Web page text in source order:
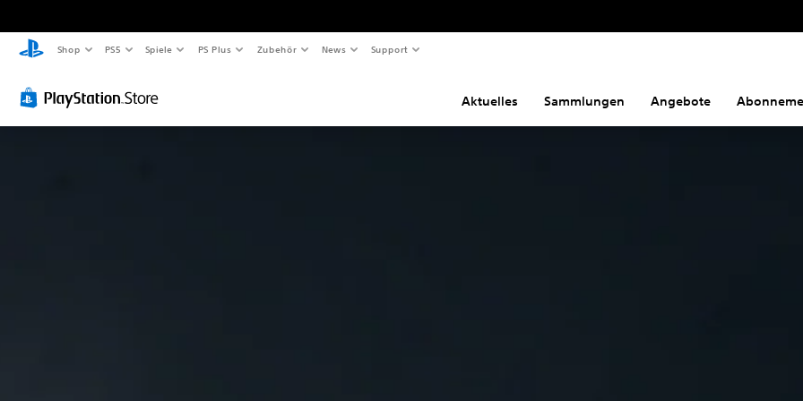
Shop PS5 Spiele PS Plus Zubehör News Support
Aktuelles Sammlungen Angebote